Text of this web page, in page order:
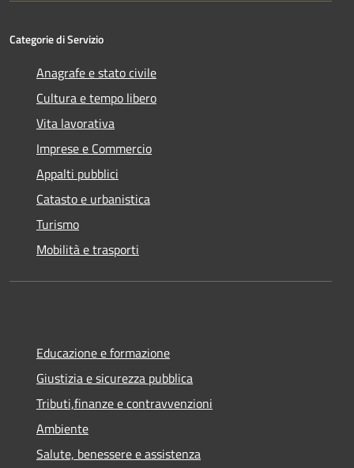
Categorie di Servizio
Anagrafe e stato civile
Cultura e tempo libero
Vita lavorativa
Imprese e Commercio
Appalti pubblici
Catasto e urbanistica
Turismo
Mobilità e trasporti
Educazione e formazione
Giustizia e sicurezza pubblica
Tributi,finanze e contravvenzioni
Ambiente
Salute, benessere e assistenza